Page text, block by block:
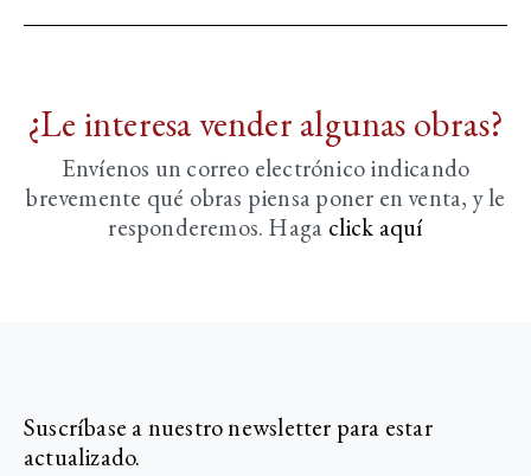
¿Le interesa vender algunas obras?
Envíenos un correo electrónico indicando
brevemente qué obras piensa poner en venta, y le
responderemos. Haga click aquí­
Suscríbase a nuestro newsletter para estar
actualizado.